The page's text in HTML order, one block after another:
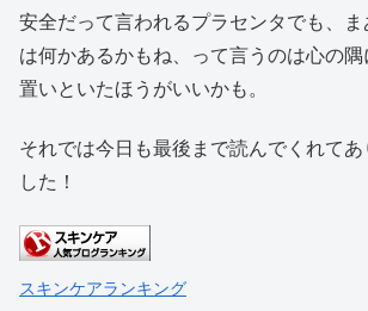
安全だって言われるプラセンタでも、
は何かあるかもね、って言うのは心の
置いといたほうがいいかも。
それでは今日も最後まで読んでくれて
した！
スキンケアランキング